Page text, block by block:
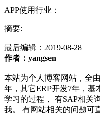
APP使用行业：
摘要:
最后编辑： 2019-08-28
作者：yangsen
本站为个人博客网站，全
年，其它ERP开发7年，
学习的过程， 有SAP相关
我。 有网站相关的问题可